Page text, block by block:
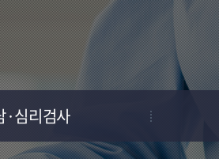
·심리검사